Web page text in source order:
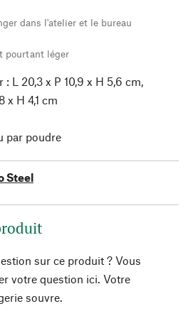
dans l'atelier et le bureau
pourtant léger
: L 20,3 x P 10,9 x H 5,6 cm,
x H 4,1 cm
par poudre
Steel
sur ce produit ? Vous
votre question ici. Votre
souvre.